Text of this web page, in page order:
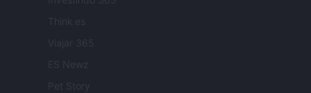
Think.es
Viajar 365
ES Newz
Pet Story